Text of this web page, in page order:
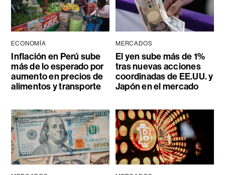
ECONOMÍA
Inflación en Perú sube
más de lo esperado por
aumento en precios de
alimentos y transporte
MERCADOS
El yen sube más de 1%
tras nuevas acciones
coordinadas de EE.UU. y
Japón en el mercado